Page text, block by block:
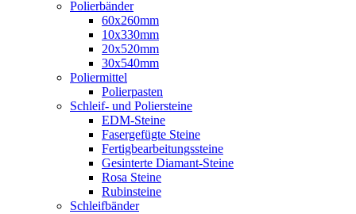
Polierbänder
60x260mm
10x330mm
20x520mm
30x540mm
Poliermittel
Polierpasten
Schleif- und Poliersteine
EDM-Steine
Fasergefügte Steine
Fertigbearbeitungssteine
Gesinterte Diamant-Steine
Rosa Steine
Rubinsteine
Schleifbänder